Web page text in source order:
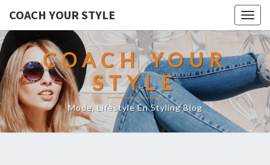
COACH YOUR STYLE
COACH YOUR
STYLE
Mode, Lifestyle En Styling Blog